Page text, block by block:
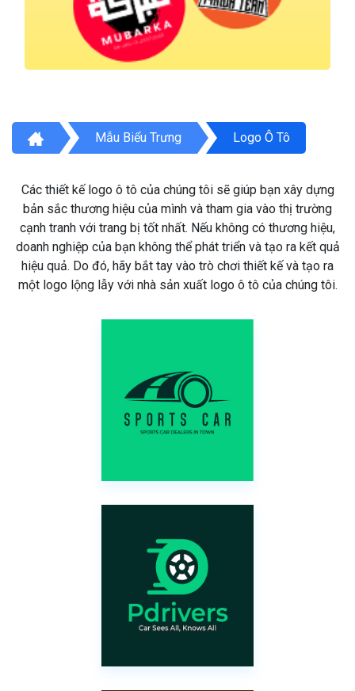
Mẫu Biểu Trưng Logo Ô Tô
Các thiết kế logo ô tô của chúng tôi sẽ giúp bạn xây dựng
bản sắc thương hiệu của mình và tham gia vào thị trường
cạnh tranh với trang bị tốt nhất. Nếu không có thương hiệu,
doanh nghiệp của bạn không thể phát triển và tạo ra kết quả
hiệu quả. Do đó, hãy bắt tay vào trò chơi thiết kế và tạo ra
một logo lộng lẫy với nhà sản xuất logo ô tô của chúng tôi.